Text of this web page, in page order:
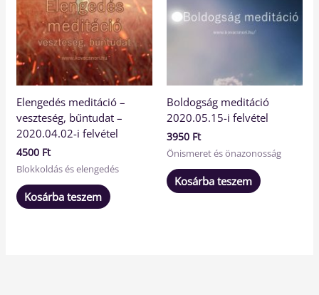
Elengedés meditáció –
veszteség, bűntudat –
2020.04.02-i felvétel
4500 Ft
Blokkoldás és elengedés
Kosárba teszem
Boldogság meditáció
2020.05.15-i felvétel
3950 Ft
Önismeret és önazonosság
Kosárba teszem